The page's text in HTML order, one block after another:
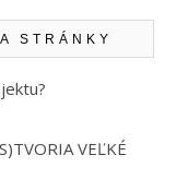
STRÁNKY
VEĽKÉ